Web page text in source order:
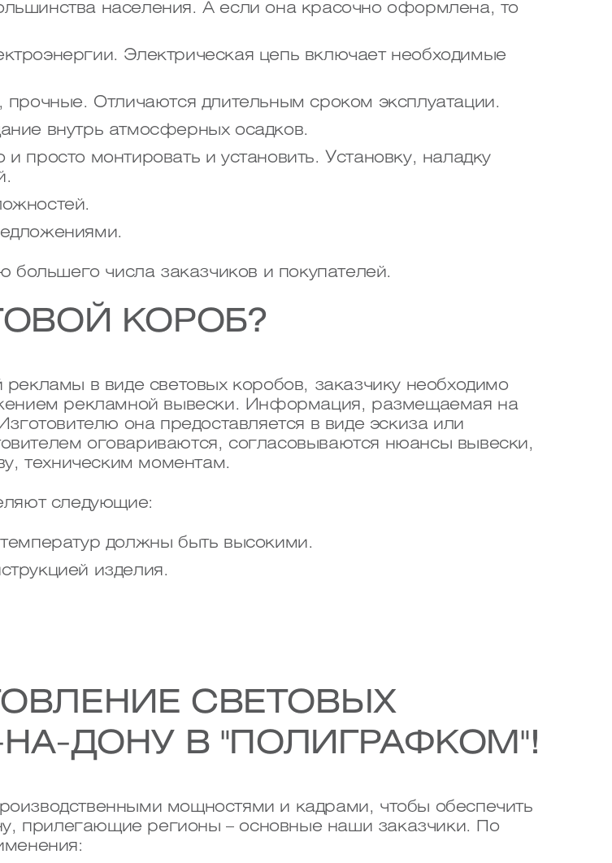
населения. А если она красочно оформлена, то
Электрическая цепь включает необходимые
Отличаются длительным сроком эксплуатации.
внутрь атмосферных осадков.
просто монтировать и установить. Установку, наладку
большего числа заказчиков и покупателей.
КОРОБ?
в виде световых коробов, заказчику необходимо
рекламной вывески. Информация, размещаемая на
она предоставляется в виде эскиза или
оговариваются, согласовываются нюансы вывески,
техническим моментам.
следующие:
должны быть высокими.
изделия.
СВЕТОВЫХ
ДОНУ В "ПОЛИГРАФКОМ"!
мощностями и кадрами, чтобы обеспечить
прилегающие регионы – основные наши заказчики. По